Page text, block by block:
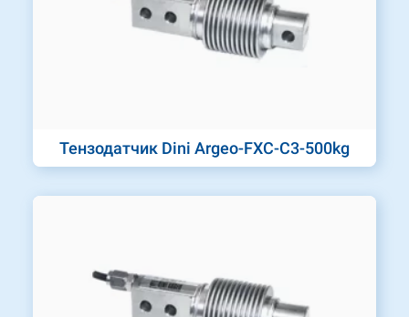
Тензодатчик Dini Argeo-FXC-C3-500kg